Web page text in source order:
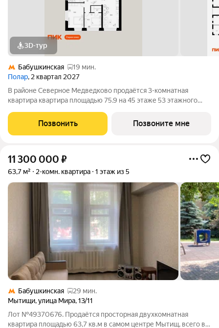
3D-тур
Бабушкинская
19 мин.
Полар, 2 квартал 2027
В районе Северное Медведково продаётся 3-комнатная
квартира квартира площадью 75.9 на 45 этаже 53 этажного
расположение 17 минут пешком до станции метро
«Медведково». 8 минут на автомобиле до
Позвонить Позвоните мне
11 300 000 ₽
63,7 м² 2-комн. квартира 1 этаж из 5
Бабушкинская
29 мин.
Мытищи,улица Мира,13/11
Лот №49370676. Продаётся просторная двухкомнатная
квартира площадью 63,7 кв.м в самом центре Мытищ, всего в 5